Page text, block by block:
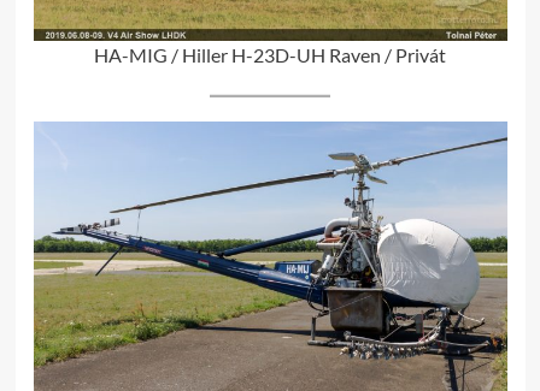
HA-MIG / Hiller H-23D-UH Raven / Privát